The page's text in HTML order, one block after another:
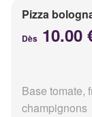
Pizza
Dès 10.00
Base tomate,
champignons